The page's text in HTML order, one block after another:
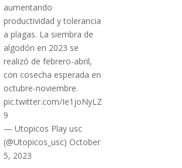
aumentando
productividad y tolerancia
a plagas. La siembra de
algodón en 2023 se
realizó de febrero-abril,
con cosecha esperada en
octubre-noviembre.
pic.twitter.com/Ie1joNyLZ
9
— Utopicos Play usc
(@Utopicos_usc) October
5, 2023